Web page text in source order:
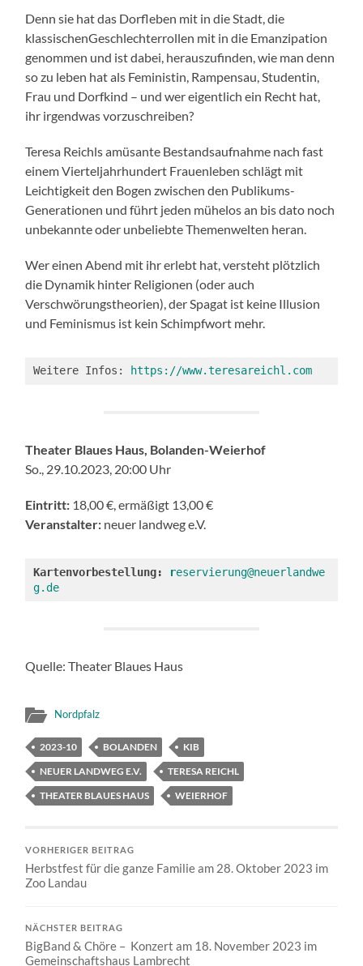
Denn sie hat das Dorfleben mit in die Stadt, die
klassischenGeschlechterrollen mit in die Emanzipation
genommen und ist dabei, herauszufinden, wie man denn
so zu leben hat als Feministin, Rampensau, Studentin,
Frau und Dorfkind – und wer eigentlich ein Recht hat,
ihr irgendwas vorzuschreiben?
Teresa Reichls amüsante Bestandsaufnahme nach fast
einem Vierteljahrhundert Frauenleben schlägt mit
Leichtigkeit den Bogen zwischen den Publikums-
Generationen und führt jeden mühelos an bis dato noch
unbekannte oder unbeliebte Themenwelten heran.
Wer einen Abend mit ihr erlebt hat, versteht plötzlich
die Dynamik hinter Religionen (oder auch
Verschwörungstheorien), der Spagat ist keine Illusion
und Feminismus ist kein Schimpfwort mehr.
Weitere Infos: https://www.teresareichl.com
Theater Blaues Haus, Bolanden-Weierhof
So., 29.10.2023, 20:00 Uhr
Eintritt: 18,00 €, ermäßigt 13,00 €
Veranstalter: neuer landweg e.V.
Kartenvorbestellung: reservierung@neuerlandwe
g.de
Quelle: Theater Blaues Haus
Nordpfalz
2023-10 BOLANDEN
KIB
NEUER LANDWEG E.V.
TERESA REICHL
THEATER BLAUES HAUS
WEIERHOF
VORHERIGER BEITRAG
Herbstfest für die ganze Familie am 28. Oktober 2023 im
Zoo Landau
NÄCHSTER BEITRAG
BigBand & Chöre – Konzert am 18. November 2023 im
Gemeinschaftshaus Lambrecht